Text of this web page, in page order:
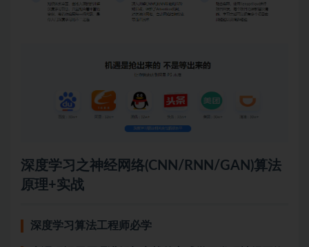
深度学习 之神经网络(CNN/RNN/GAN)算法
原理+实战
深度学习算法工程师必学